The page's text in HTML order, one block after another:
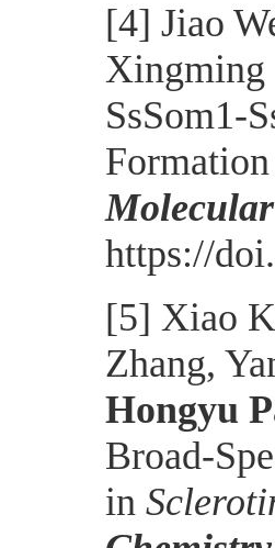
[4] Jiao
Xingming
SsSom1-
https://
[5] Xiao
Zhang,
Hongyu
Broad-
in